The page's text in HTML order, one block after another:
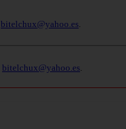
bitelchux@yahoo.es
bitelchux@yahoo.es